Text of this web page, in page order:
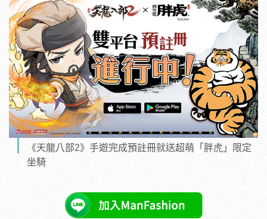
《天龍八部2》手遊完成預註冊就送超萌「胖虎」限定
坐騎